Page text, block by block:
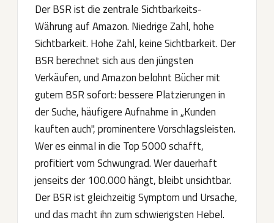
Der BSR ist die zentrale Sichtbarkeits-
Währung auf Amazon. Niedrige Zahl, hohe
Sichtbarkeit. Hohe Zahl, keine Sichtbarkeit. Der
BSR berechnet sich aus den jüngsten
Verkäufen, und Amazon belohnt Bücher mit
gutem BSR sofort: bessere Platzierungen in
der Suche, häufigere Aufnahme in „Kunden
kauften auch", prominentere Vorschlagsleisten.
Wer es einmal in die Top 5000 schafft,
profitiert vom Schwungrad. Wer dauerhaft
jenseits der 100.000 hängt, bleibt unsichtbar.
Der BSR ist gleichzeitig Symptom und Ursache,
und das macht ihn zum schwierigsten Hebel.